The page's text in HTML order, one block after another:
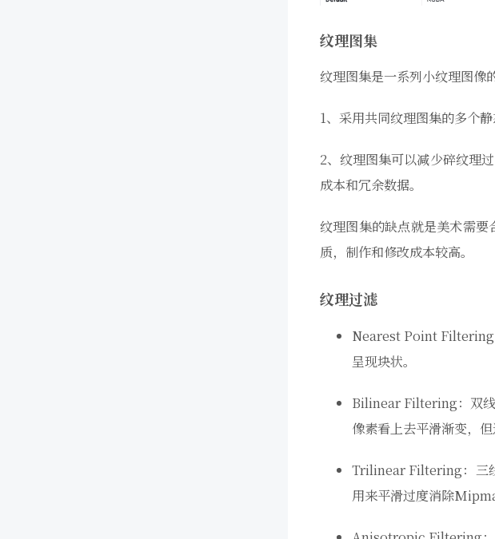
纹理图集
纹理图集是一系列小纹理图像
1、采用共同纹理图集的多个
2、纹理图集可以减少碎纹理
成本和冗余数据。
纹理图集的缺点就是美术需
质，制作和修改成本较高。
纹理过滤
Nearest Point Filtering
呈现块状。
Bilinear Filtering：双线
像素看上去平滑渐变，
Trilinear Filtering：三
用来平滑过度消除